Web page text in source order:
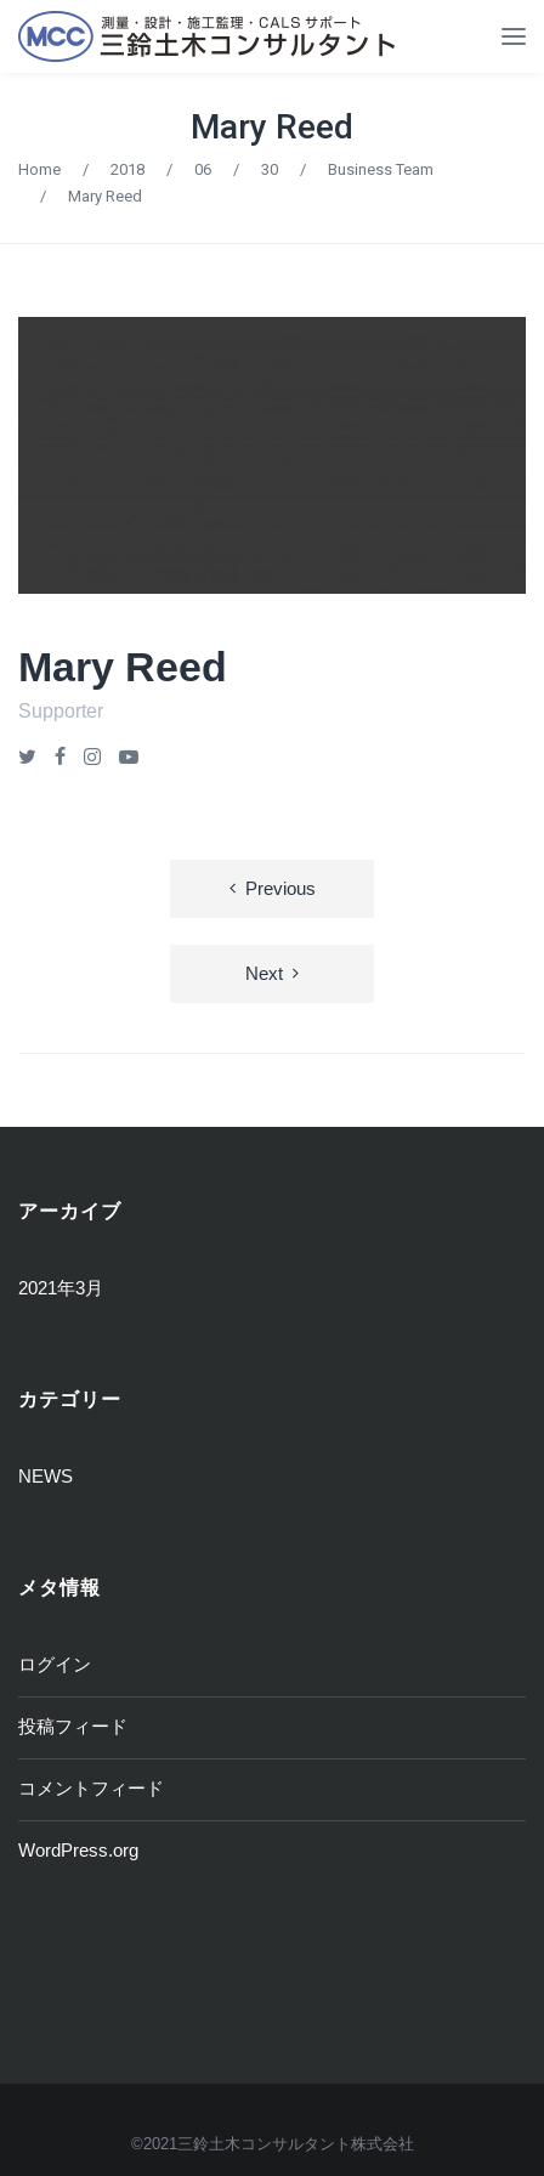
Mary Reed
Home / 2018 / 06 / 30 /
Business Team
/
Mary Reed
Mary Reed
Supporter
ー
ョ
ン
Previous
Next
アーカイブ
2021年3月
カテゴリー
NEWS
メタ情報
ログイン
投稿フィード
コメントフィード
WordPress.org
©2021三鈴土木コンサルタント株式会社